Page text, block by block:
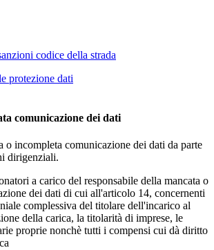
codice della strada
protezione dati
comunicazione dei dati
o incompleta comunicazione dei dati da parte
dirigenziali.
a carico del responsabile della mancata o
dei dati di cui all'articolo 14, concernenti
complessiva del titolare dell'incarico al
della carica, la titolarità di imprese, le
proprie nonchè tutti i compensi cui dà diritto